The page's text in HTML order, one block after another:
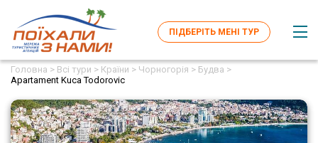
ПІДБЕРІТЬ МЕНІ ТУР
Головна > Всі тури > Країни > Чорногорія > Будва >
Apartament Kuca Todorovic